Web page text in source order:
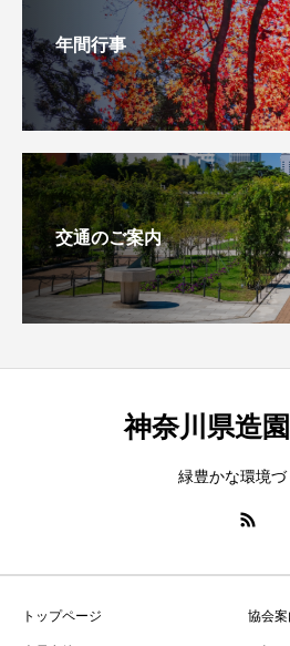
年間行事
交通のご案内
神奈川県造
緑豊かな環境づ
トップページ 協会案